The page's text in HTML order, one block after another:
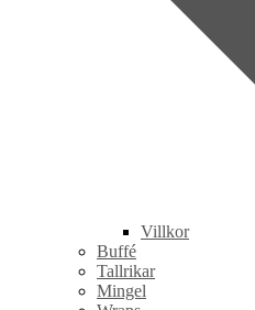
Villkor
Buffé
Tallrikar
Mingel